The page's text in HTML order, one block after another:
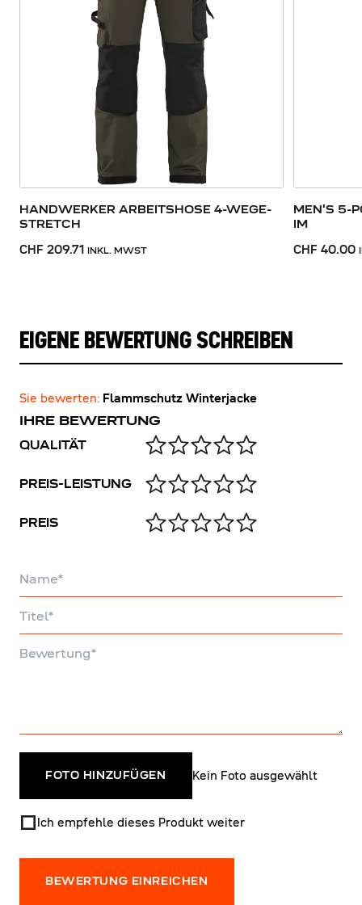
HANDWERKER ARBEITSHOSE 4-WEGE-
STRETCH
CHF 209.71 INKL. MWST
MEN'S 5-
IM
CHF 40.00
EIGENE BEWERTUNG SCHREIBEN
Sie bewerten: Flammschutz Winterjacke
IHRE BEWERTUNG
QUALITÄT
PREIS-LEISTUNG
PREIS
FOTO HINZUFÜGEN Kein Foto ausgewählt
Ich empfehle dieses Produkt weiter
BEWERTUNG EINREICHEN